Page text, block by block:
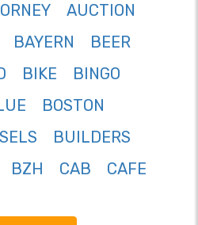
AUCTION
BAYERN
BEER
BIKE
BINGO
BOSTON
BUILDERS
BZH CAB
CAFE